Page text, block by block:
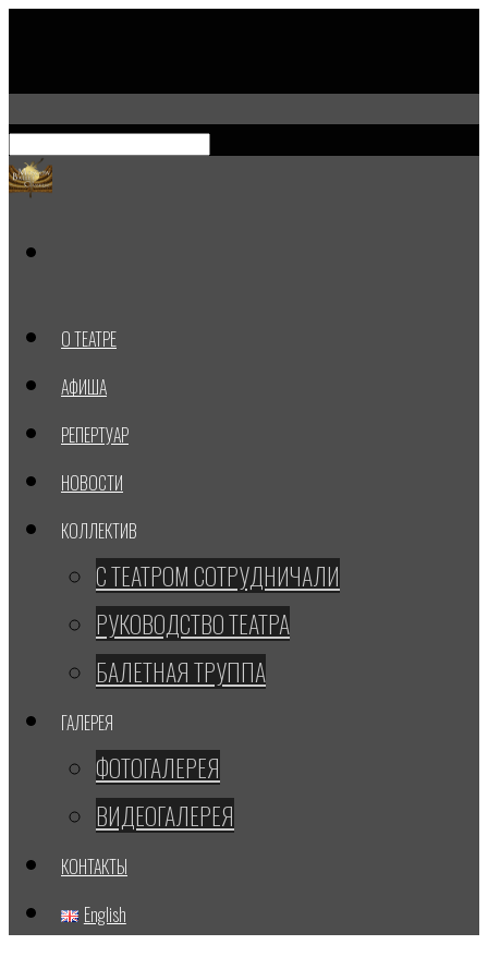
О ТЕАТРЕ
АФИША
РЕПЕРТУАР
НОВОСТИ
КОЛЛЕКТИВ
С ТЕАТРОМ СОТРУДНИЧАЛИ
РУКОВОДСТВО ТЕАТРА
БАЛЕТНАЯ ТРУППА
ГАЛЕРЕЯ
ФОТОГАЛЕРЕЯ
ВИДЕОГАЛЕРЕЯ
КОНТАКТЫ
English